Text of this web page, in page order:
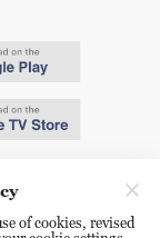
of cookies, revised